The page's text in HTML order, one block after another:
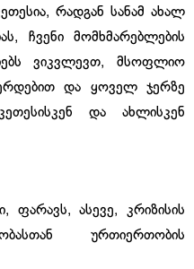
რადგან სანამ ახალ
ჩვენი მომხმარებლების
ვიკვლევთ, მსოფლიო
და ყოველ ჯერზე
და ახლისკენ
ფარავს, ასევე, კრიზისის
ურთიერთობის